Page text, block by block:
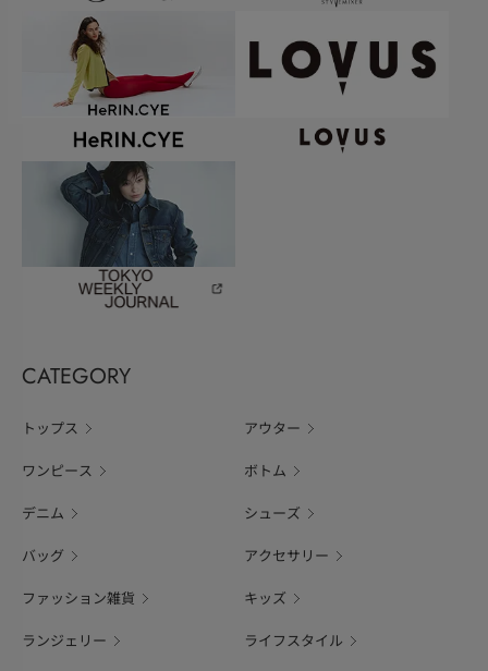
CATEGORY
トップス アウター
ワンピース ボトム
デニム シューズ
バッグ アクセサリー
ファッション雑貨 キッズ
ランジェリー ライフスタイル